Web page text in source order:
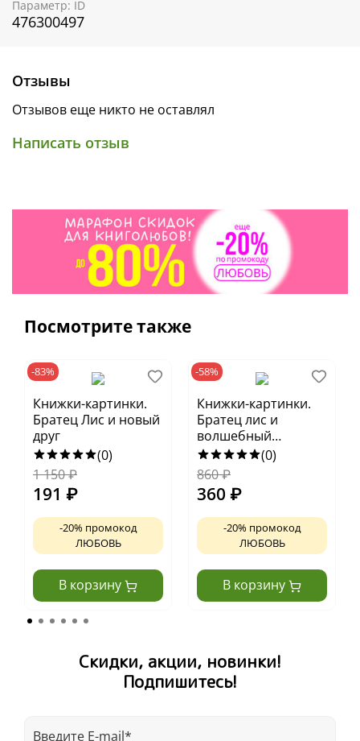
Юмор, который оценят и дети, и взрослые
Параметр: ID
476300497
Отзывы
Отзывов еще никто не оставлял
Написать отзыв
Посмотрите также
-83%
Книжки-картинки.
Братец Лис и новый
друг
(0)
1 150₽
191 ₽
-20% промокод
ЛЮБОВЬ
В корзину
-58%
Книжки-картинки.
Братец лис и
волшебный
талисман (0)
860₽
360 ₽
-20% промокод
ЛЮБОВЬ
В корзину
Скидки, акции, новинки!
Подпишитесь!